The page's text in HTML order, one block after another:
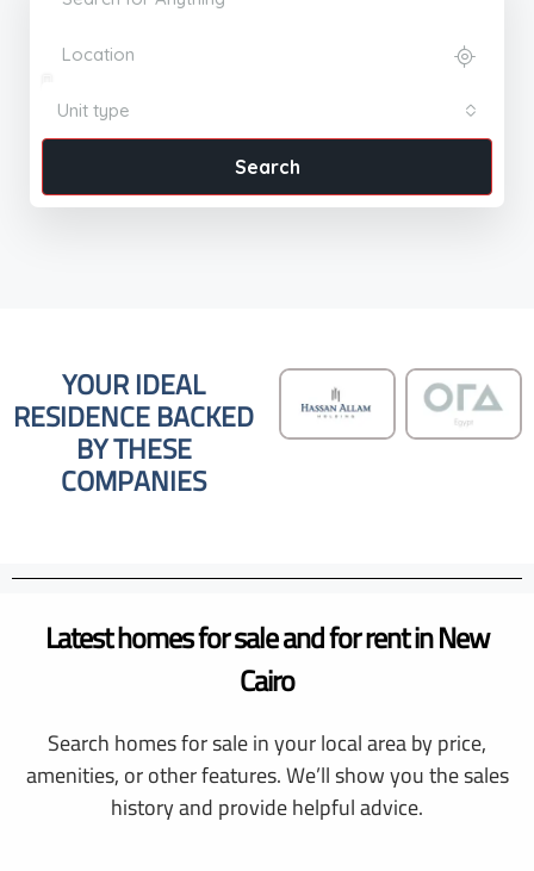
Unit type
Search
YOUR IDEAL
RESIDENCE BACKED
BY THESE
COMPANIES
Latest homes for sale and for rent in New
Cairo
Search homes for sale in your local area by price,
amenities, or other features. We’ll show you the sales
history and provide helpful advice.